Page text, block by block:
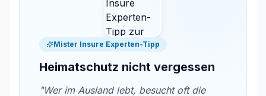
Mister Insure Experten-Tipp
Heimatschutz nicht vergessen
"Wer im Ausland lebt, besucht oft die